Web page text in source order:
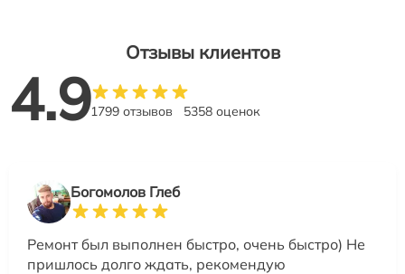
Отзывы клиентов
4.91799 отзывов 5358 оценок
Богомолов Глеб
Ремонт был выполнен быстро, очень быстро) Не
пришлось долго ждать, рекомендую